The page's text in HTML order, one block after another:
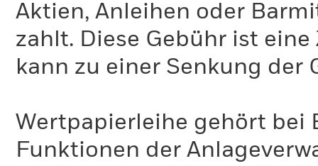
Aktien, Anleihen oder
zahlt. Diese Gebühr ist
kann zu einer Senkung der
Wertpapierleihe gehört bei
Funktionen der